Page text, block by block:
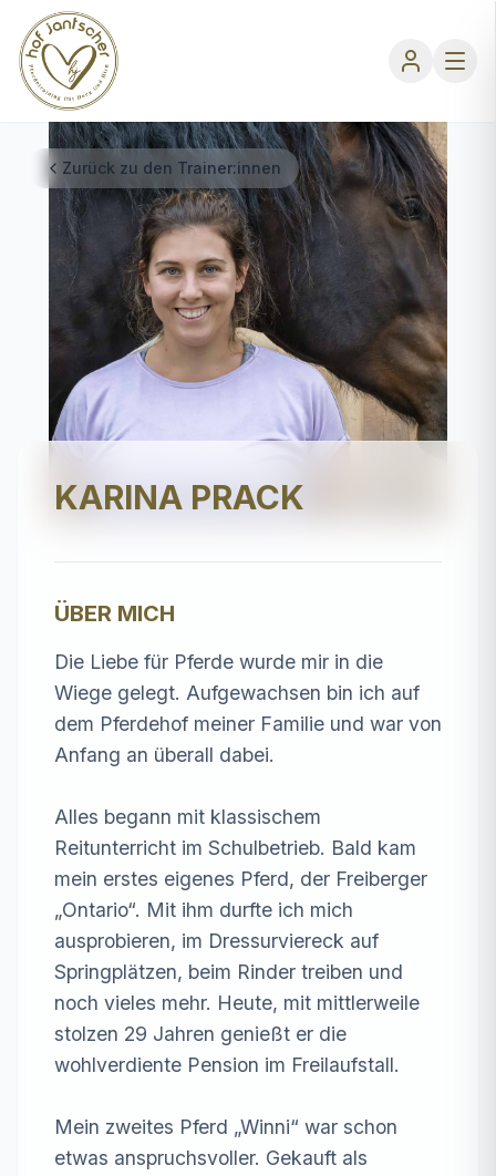
Zurück zu den Trainer:innen
KARINA PRACK
ÜBER MICH
Die Liebe für Pferde wurde mir in die
Wiege gelegt. Aufgewachsen bin ich auf
dem Pferdehof meiner Familie und war von
Anfang an überall dabei.
Alles begann mit klassischem
Reitunterricht im Schulbetrieb. Bald kam
mein erstes eigenes Pferd, der Freiberger
„Ontario“. Mit ihm durfte ich mich
ausprobieren, im Dressurviereck auf
Springplätzen, beim Rinder treiben und
noch vieles mehr. Heute, mit mittlerweile
stolzen 29 Jahren genießt er die
wohlverdiente Pension im Freilaufstall.
Mein zweites Pferd „Winni“ war schon
etwas anspruchsvoller. Gekauft als